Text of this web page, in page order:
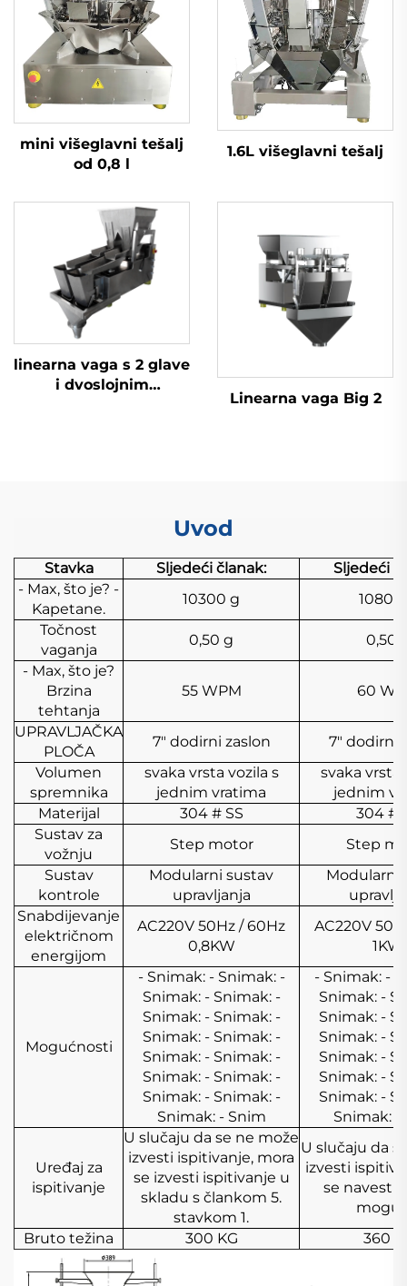
mini višeglavni tešalj
od 0,8 l
1.6L višeglavni tešalj
linearna vaga s 2 glave
i dvoslojnim
Linearna vaga Big 2
Uvod
Stavka Sljedeći članak:
Sljedeći
- Max, što je? -
Kapetane.
10300 g
10800
Točnost
vaganja
0,50 g
0,50
- Max, što je?
Brzina
tehtanja
55 WPM 60
UPRAVLJAČKA
PLOČA
7" dodirni zaslon
7" dodirni
Volumen
spremnika
svaka vrsta vozila s
jednim vratima
svaka vrsta
jednim
Materijal
304 # SS
304 #
Sustav za
vožnju
Step motor
Step
Sustav
kontrole
Modularni sustav
upravljanja
Modularni
Snabdijevanje
električnom
energijom
AC220V 50Hz / 60Hz
0,8KW
AC220V
1KW
Mogućnosti
- Snimak: - Snimak: -
Snimak: - Snimak: -
Snimak: - Snimak: -
Snimak: - Snimak: -
Snimak: - Snimak: -
Snimak: - Snimak: -
Snimak: - Snimak: -
Snimak: - Snim
- Snimak: -
Snimak: -
Snimak: -
Snimak: -
Snimak: -
Snimak: -
Snimak: -
Snimak: -
Uređaj za
ispitivanje
U slučaju da se ne može
izvesti ispitivanje, mora
se izvesti ispitivanje u
skladu s člankom 5.
stavkom 1.
U slučaju da
izvesti
se navesti
Bruto težina
300 KG 360